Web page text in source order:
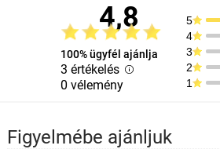
4,8
100% ügyfél ajánlja
3 értékelés
0 vélemény
5
4
3
2
1
Figyelmébe ajánljuk